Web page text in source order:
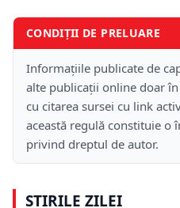
CONDIȚII DE PRELUARE
Informațiile publicate de
alte publicații online doar
cu citarea sursei cu link
această regulă constituie o
privind dreptul de autor.
ȘTIRILE ZILEI